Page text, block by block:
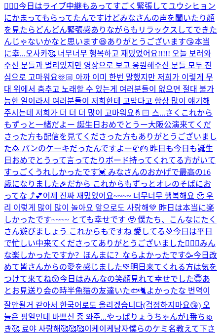
🙇🏻‍♂️今日はライブ中継もあってすごく緊張してユウシヒョン
にかまってもらってたんですけどみなさんの声を聞いたり顔
を見たらどんどん緊張感ありながらもリラックスしてできた
んじゃないかなと思います😆ありがとうございます😘本当
に幸...오사카🥰 너무너무 행복하고 재밌었어요!!!!! 오늘 보러와
주신 분들과 멀리있지만 영상으로 보고 응원해주신 분들 모두 진
심으로 고마워요🫶🏻 아까 이미 한번 말했지만 저희가 이렇게 무
대 위에서 춤추고 노래할 수 있는게 여러분들이 없으면 절대 불가
능한 일이라서 여러분들이 저희한테 고맙다고 항상 많이 얘기해
주시는데 저희가 더 더 더 많이 고마워요🤞🏻 스...さくこれから
もずっと一緒だよー 誕生日おめでとうー大阪公演来てくだ
さった方も配信を見てくださった方もありがとうございまし
た🙇 パンのケーキだったんですよー🥐🎂 昨日も今日も誕生
日おめでとうって言ってたりボード持ってくれてる方がいて
すっごくうれしかったです💓 みなさんのおかげで最高の16
歳になりました🎉だから これからもずっとオレのそばにお
ってな⤴︎💕어제 진짜 재밌었어요~~~~ 너무너무 행복해요 🥹 우
리 이렇게 많이 많이 놀아요 앞으로도 사랑해💚 昨日は本当に楽
しかったです~~~~ とても幸せです 🥹 僕たち、こんなにたく
さん遊びましょう これからもですね 愛してる💚今日は平日
で忙しい中来てくださってありがとうございました🙇🏻‍♂️みん
な楽しかったですか？ほんまに？ならよかったです🥳今日改
めて皆さんからの愛を感じました💚明日来てくれる方は気を
つけて来てね😚今日はみんなの笑顔見れて幸せでした😇あ
とお見送り会の時半魚猫の友達いた🐟🐈よかったな 번역이
잘안될거 같아서 한국어로도 올리겠습니다(걱정하지마요😘) 오
늘은 평일인데 바쁘신 중 와주...やっぱりょうちゃんが1番ちゅ
き🥰 료야 사랑해🥰🥰🥰이케이케남자僕らのケミ名教えて下さ